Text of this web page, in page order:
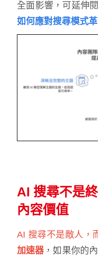
全面影響，可延伸
如何應對搜尋模式革
AI 搜尋不是
內容價值
AI 搜尋不是敵人，
加速器 ，如果你的